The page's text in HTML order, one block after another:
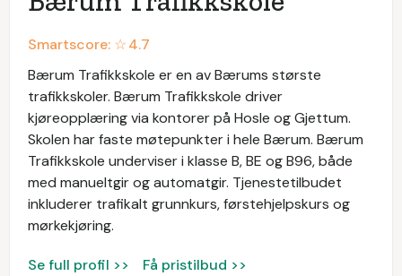
Smartscore: ☆4.7
Bærum Trafikkskole er en av Bærums største
trafikkskoler. Bærum Trafikkskole driver
kjøreopplæring via kontorer på Hosle og Gjettum.
Skolen har faste møtepunkter i hele Bærum. Bærum
Trafikkskole underviser i klasse B, BE og B96, både
med manueltgir og automatgir. Tjenestetilbudet
inkluderer trafikalt grunnkurs, førstehjelpskurs og
mørkekjøring.
Se full profil >> Få pristilbud >>